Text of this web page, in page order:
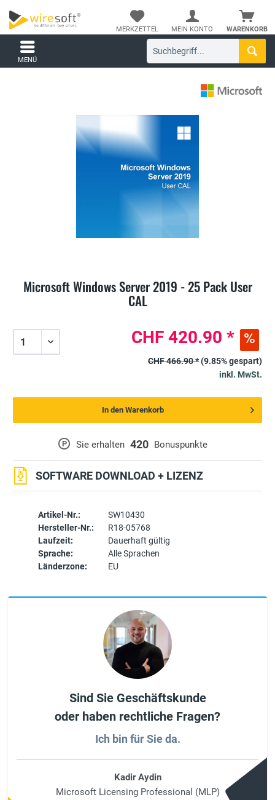
WARENKORB
MERKZETTEL MEIN KONTO
MENÜ
Microsoft Windows Server 2019 - 25 Pack User
CAL
Artikel-Nr.:
SW10430
Hersteller-Nr.:
R18-05768
Laufzeit:
Dauerhaft gültig
Sprache:
Alle Sprachen
Länderzone:
EU
P Sie erhalten 420 Bonuspunkte
SOFTWARE DOWNLOAD + LIZENZ
CHF 420.90 *
CHF 466.90 *(9.85% gespart)
inkl. MwSt.
In den Warenkorb
Sind Sie Geschäftskunde
oder haben rechtliche Fragen?
Ich bin für Sie da.
Kadir Aydin
Microsoft Licensing Professional (MLP)